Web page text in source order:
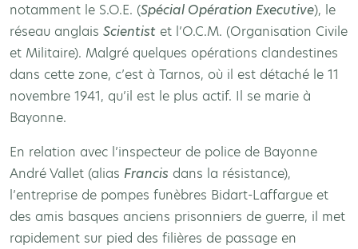
notamment le S.O.E. (Spécial Opération Executive), le
réseau anglais Scientist et l’O.C.M. (Organisation Civile
et Militaire). Malgré quelques opérations clandestines
dans cette zone, c’est à Tarnos, où il est détaché le 11
novembre 1941, qu’il est le plus actif. Il se marie à
Bayonne.
En relation avec l’inspecteur de police de Bayonne
André Vallet (alias Francis dans la résistance),
l’entreprise de pompes funèbres Bidart-Laffargue et
des amis basques anciens prisonniers de guerre, il met
rapidement sur pied des filières de passage en